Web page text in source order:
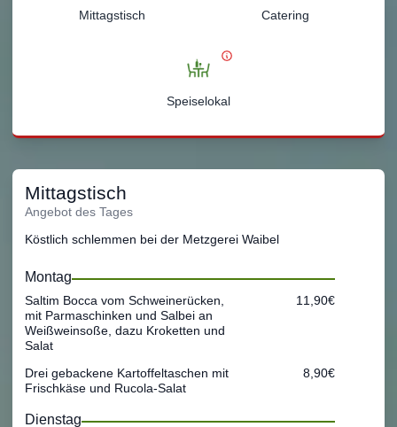
Mittagstisch Catering
Speiselokal
Mittagstisch
Angebot des Tages
Köstlich schlemmen bei der Metzgerei Waibel
Montag
Saltim Bocca vom Schweinerücken,
mit Parmaschinken und Salbei an
Weißweinsoße, dazu Kroketten und
Salat
11,90€
Drei gebackene Kartoffeltaschen mit
Frischkäse und Rucola-Salat
8,90€
Dienstag